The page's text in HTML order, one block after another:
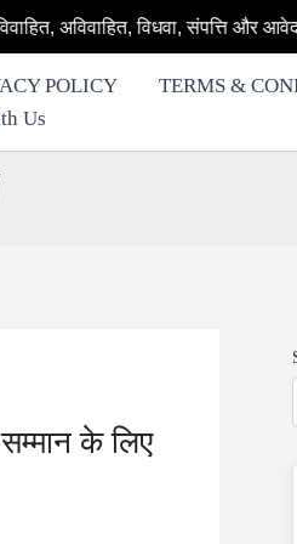
संपत्ति और आवेदन से जुड़े हर सवाल
POLICY
TERMS &
Us
के लिए